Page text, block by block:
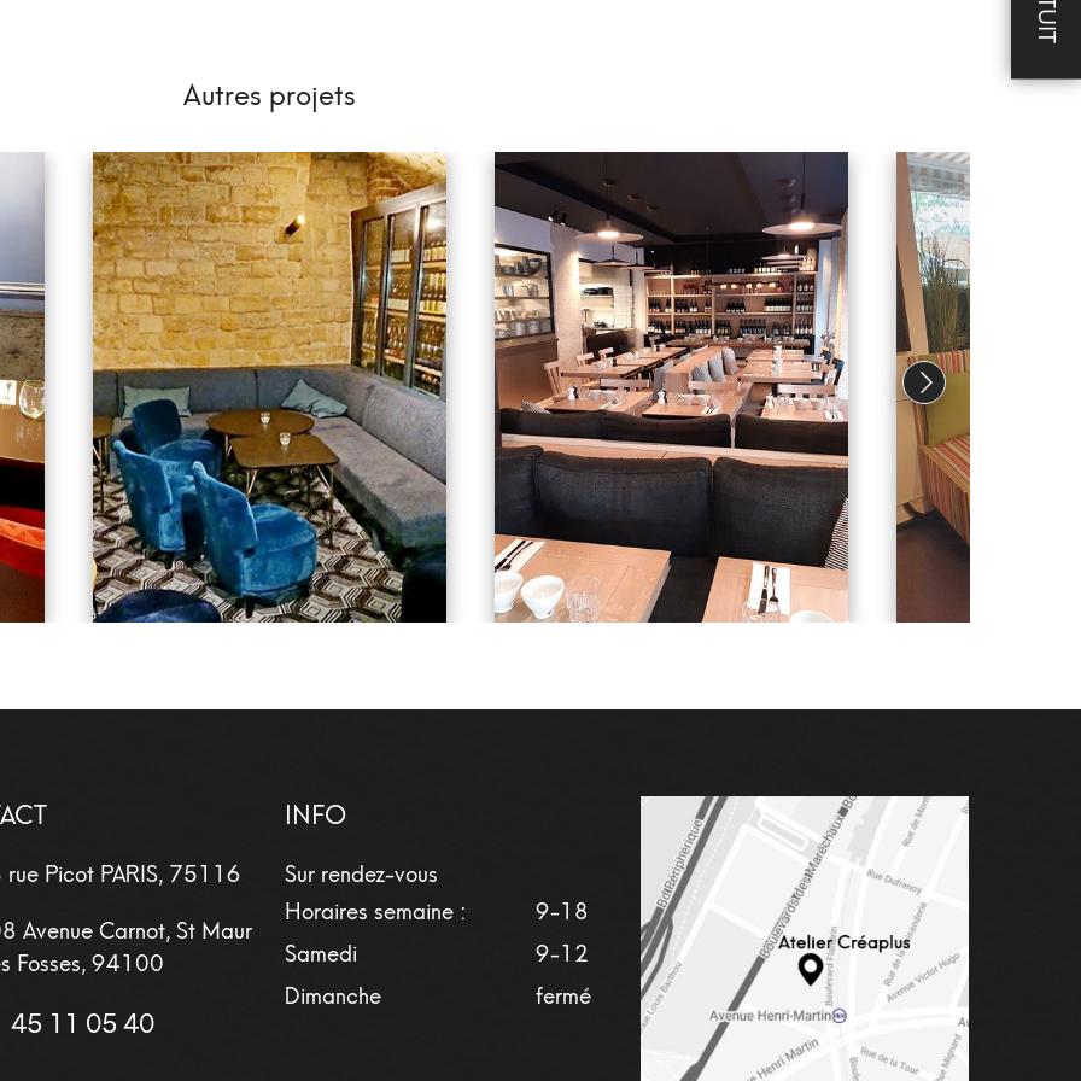
Autres projets
rue Picot PARIS, 75116
Avenue Carnot, St Maur
Fosses, 94100
45 11 05 40
INFO
Sur rendez-vous
Horaires semaine :
9-18
Samedi
9-12
Dimanche
fermé